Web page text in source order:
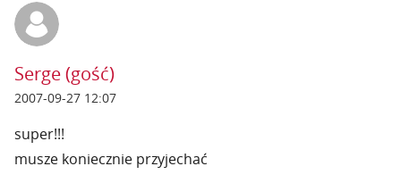
Serge (gość)
2007-09-27 12:07
super!!!
musze koniecznie przyjechać